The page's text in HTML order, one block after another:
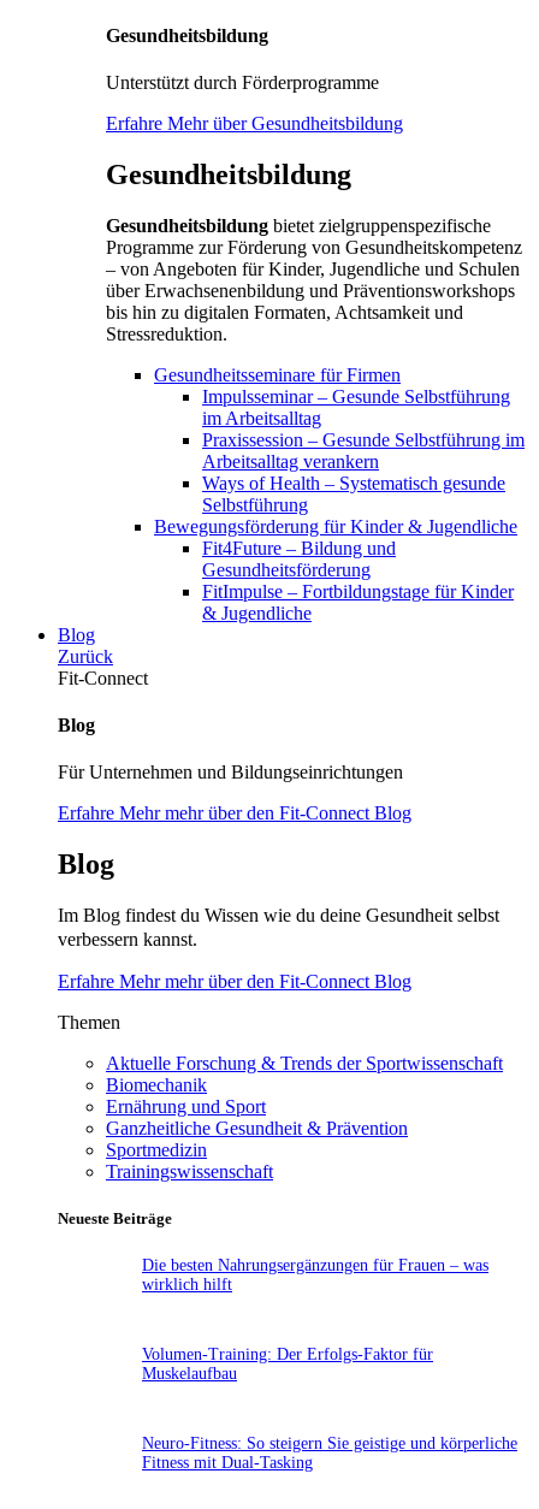
Gesundheitsbildung
Unterstützt durch Förderprogramme
Erfahre Mehr über Gesundheitsbildung
Gesundheitsbildung
Gesundheitsbildung bietet zielgruppenspezifische
Programme zur Förderung von Gesundheitskompetenz
– von Angeboten für Kinder, Jugendliche und Schulen
über Erwachsenenbildung und Präventionsworkshops
bis hin zu digitalen Formaten, Achtsamkeit und
Stressreduktion.
Gesundheitsseminare für Firmen
Impulsseminar – Gesunde Selbstführung
im Arbeitsalltag
Praxissession – Gesunde Selbstführung im
Arbeitsalltag verankern
Ways of Health – Systematisch gesunde
Selbstführung
Bewegungsförderung für Kinder & Jugendliche
Fit4Future – Bildung und
Gesundheitsförderung
FitImpulse – Fortbildungstage für Kinder
& Jugendliche
Blog
Zurück
Fit-Connect
Blog
Für Unternehmen und Bildungseinrichtungen
Erfahre Mehr mehr über den Fit-Connect Blog
Blog
Im Blog findest du Wissen wie du deine Gesundheit selbst
verbessern kannst.
Erfahre Mehr mehr über den Fit-Connect Blog
Themen
Aktuelle Forschung & Trends der Sportwissenschaft
Biomechanik
Ernährung und Sport
Ganzheitliche Gesundheit & Prävention
Sportmedizin
Trainingswissenschaft
Neueste Beiträge
Die besten Nahrungsergänzungen für Frauen – was
wirklich hilft
Volumen-Training: Der Erfolgs-Faktor für
Muskelaufbau
Neuro-Fitness: So steigern Sie geistige und körperliche
Fitness mit Dual-Tasking